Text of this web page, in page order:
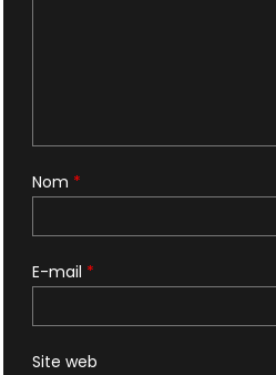
Nom *
E-mail *
Site web